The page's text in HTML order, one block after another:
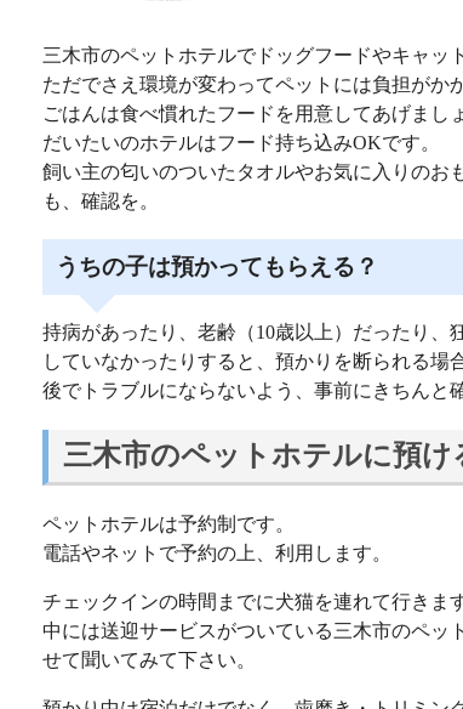
三木市のペットホテルでドッグフードやキャッ
ただでさえ環境が変わってペットには負担がか
ごはんは食べ慣れたフードを用意してあげまし
だいたいのホテルはフード持ち込みOKです。
飼い主の匂いのついたタオルやお気に入りのお
も、確認を。
うちの子は預かってもらえる？
持病があったり、老齢（10歳以上）だったり、
していなかったりすると、預かりを断られる場
後でトラブルにならないよう、事前にきちんと
三木市のペットホテルに預け
ペットホテルは予約制です。
電話やネットで予約の上、利用します。
チェックインの時間までに犬猫を連れて行きます
中には送迎サービスがついている三木市のペッ
せて聞いてみて下さい。